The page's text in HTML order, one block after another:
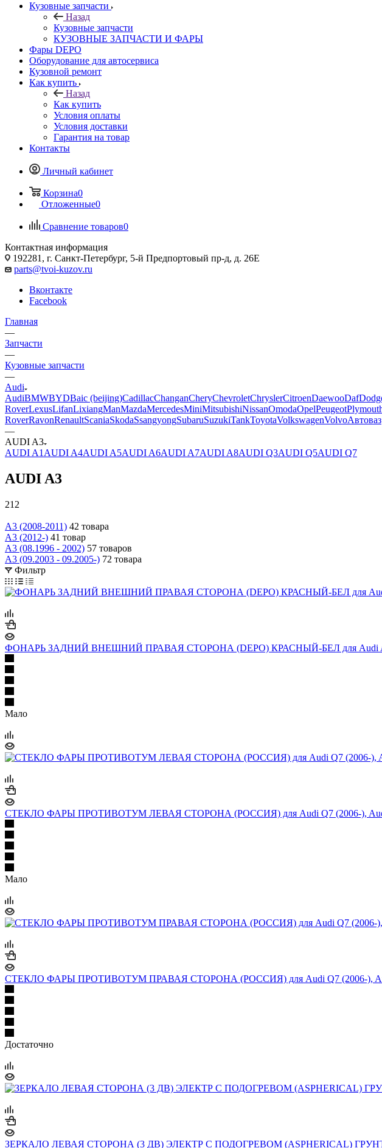
Кузовные запчасти
Назад
Кузовные запчасти
КУЗОВНЫЕ ЗАПЧАСТИ И ФАРЫ
Фары DEPO
Оборудование для автосервиса
Кузовной ремонт
Как купить
Назад
Как купить
Условия оплаты
Условия доставки
Гарантия на товар
Контакты
Личный кабинет
Корзина0
Отложенные0
Сравнение товаров0
Контактная информация
192281, г. Санкт-Петербург, 5-й Предпортовый пр-д, д. 26Е
parts@tvoi-kuzov.ru
Вконтакте
Facebook
Главная
—
Запчасти
—
Кузовные запчасти
—
Audi
AudiBMWBYDBaic (beijing)CadillacChanganCheryChevroletChryslerCitroenDaewooDaf
RoverLexusLifanLixiangManMazdaMercedesMiniMitsubishiNissanOmodaOpelPeugeot
RoverRavonRenaultScaniaSkodaSsangyongSubaruSuzukiTankToyotaVolkswagenVolvoАвтоваз
—
AUDI A3
AUDI A1 AUDI A4AUDI A5AUDI A6AUDI A7AUDI A8AUDI Q3AUDI Q5AUDI Q7
AUDI A3
212
A3 (2008-2011) 42 товара
A3 (2012-) 41 товар
A3 (08.1996 - 2002) 57 товаров
A3 (09.2003 - 09.2005-) 72 товара
Фильтр
ФОНАРЬ ЗАДНИЙ ВНЕШНИЙ ПРАВАЯ СТОРОНА (DEPO) КРАСНЫЙ-БЕЛ для Audi A3
Мало
СТЕКЛО ФАРЫ ПРОТИВОТУМ ЛЕВАЯ СТОРОНА (РОССИЯ) для Audi Q7 (2006-), Audi
Мало
СТЕКЛО ФАРЫ ПРОТИВОТУМ ПРАВАЯ СТОРОНА (РОССИЯ) для Audi Q7 (2006-), Audi
Достаточно
ЗЕРКАЛО ЛЕВАЯ СТОРОНА (3 ДВ) ЭЛЕКТР С ПОДОГРЕВОМ (ASPHERICAL) ГРУНТ